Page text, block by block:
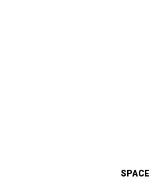
SPACE